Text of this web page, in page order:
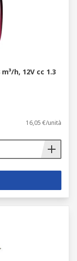
h, 12V cc 1.3
16,05 €/unità